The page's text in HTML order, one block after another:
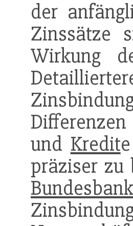
der
Zinssätze
Wirkung
und Kredit
präziser zu
Bundesbank